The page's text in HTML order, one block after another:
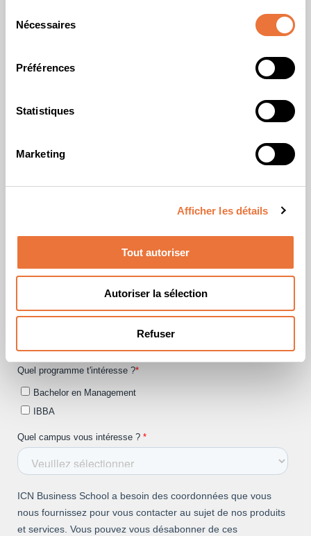
Nécessaires
Préférences
Statistiques
Marketing
Afficher les détails
Tout autoriser
Autoriser la sélection
Refuser